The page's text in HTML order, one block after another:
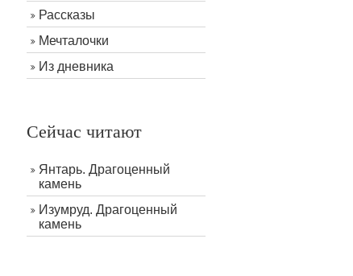
Рассказы
Мечталочки
Из дневника
Сейчас читают
Янтарь. Драгоценный
камень
Изумруд. Драгоценный
камень